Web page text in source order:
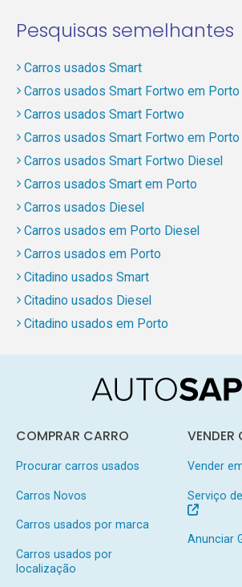
Pesquisas semelhantes
Carros usados Smart
Carros usados Smart Fortwo em
Carros usados Smart Fortwo
Carros usados Smart Fortwo em Porto
Carros usados Smart Fortwo Diesel
Carros usados Smart em Porto
Carros usados Diesel
Carros usados em Porto Diesel
Carros usados em Porto
Citadino usados Smart
Citadino usados Diesel
Citadino usados em Porto
COMPRAR CARRO
Procurar carros usados
Carros Novos
Carros usados por marca
Carros usados por
localização
VENDER
Vender
Serviço
Anunciar